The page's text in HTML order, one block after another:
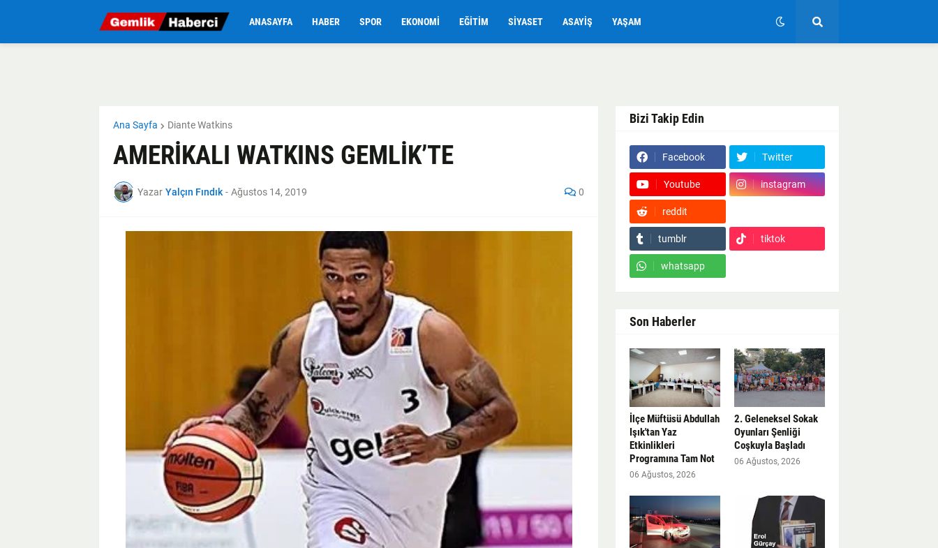
ANASAYFA HABER SPOR EKONOMI EĞITIM SIYASET ASAYIŞ YAŞAM
Ana Sayfa Diante Watkins
AMERİKALI WATKINS GEMLİK’TE
Yazar Yalçın Fındık - Ağustos 14, 2019 0
Bizi Takip Edin
Facebook Twitter
Youtube instagram
reddit
tumblr tiktok
whatsapp
Son Haberler
İlçe Müftüsü Abdullah
Işık'tan Yaz
Etkinlikleri
Programına Tam Not
06 Ağustos, 2026
2. Geleneksel Sokak
Oyunları Şenliği
Coşkuyla Başladı
06 Ağustos, 2026